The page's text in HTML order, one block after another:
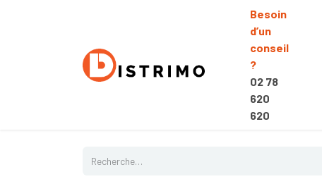
Besoin
d’un
conseil
?
02 78
620
620